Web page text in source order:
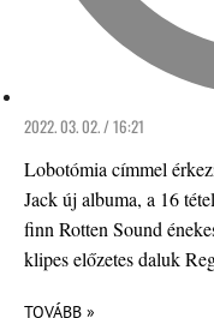
2022. 03. 02. / 16:21
Lobotómia címmel
Jack új albuma, a 16
finn Rotten Sound
klipes előzetes daluk
TOVÁBB »